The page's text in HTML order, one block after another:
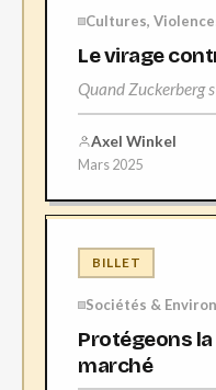
Cultures,
Le virage
Quand Zuckerberg
Axel Winkel
Mars 2025
BILLET
Sociétés &
Protégeons
marché